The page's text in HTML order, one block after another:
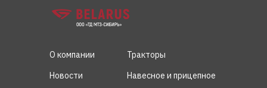
Новости Навесное и прицепное
Тракторы
О компании